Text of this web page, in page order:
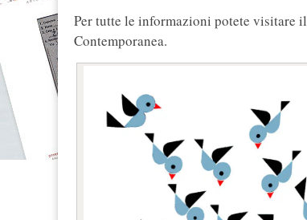
Per tutte le informazioni potete visitare il
Contemporanea.